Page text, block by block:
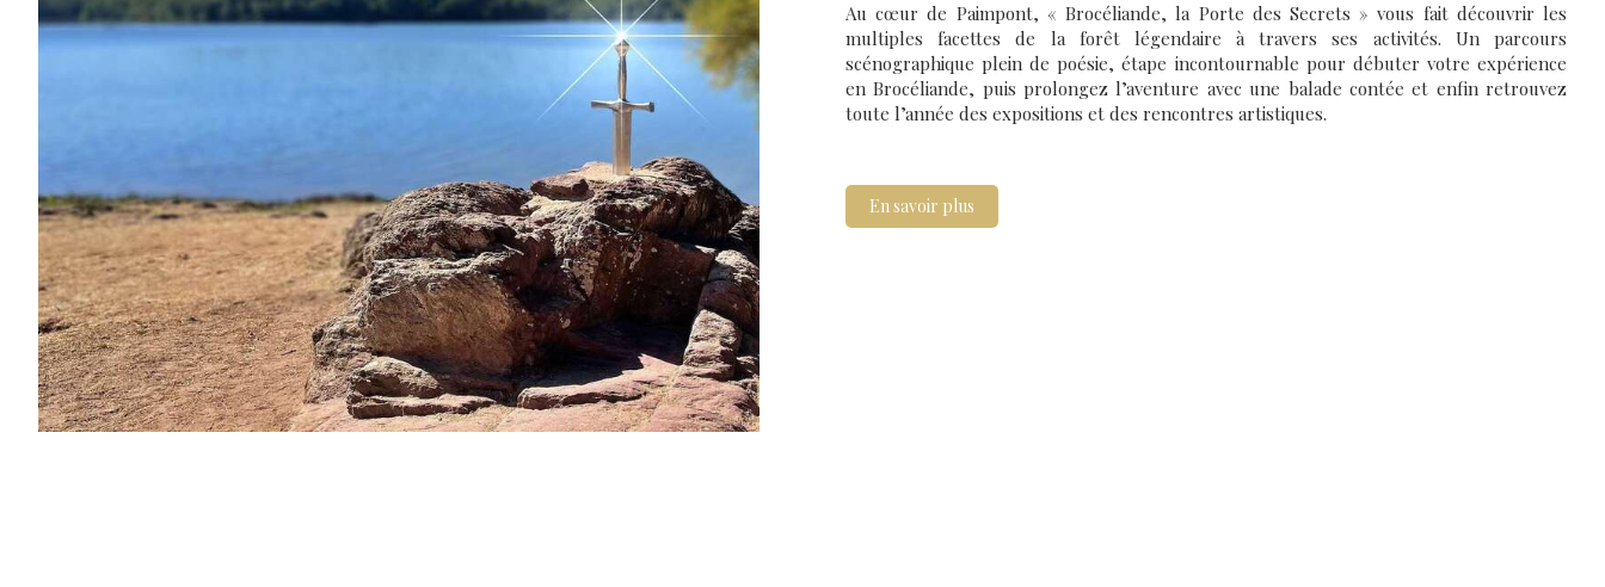
Au cœur de Paimpont, « Brocéliande, la Porte des Secrets » vous fait découvrir les
multiples facettes de la forêt légendaire à travers ses activités. Un parcours
scénographique plein de poésie, étape incontournable pour débuter votre expérience
en Brocéliande, puis prolongez l’aventure avec une balade contée et enfin retrouvez
toute l’année des expositions et des rencontres artistiques.
En savoir plus